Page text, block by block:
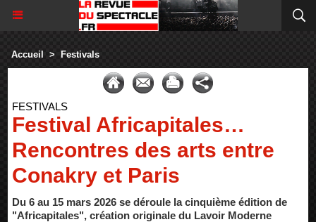
Accueil > Festivals
FESTIVALS
Festival Africapitales…
Rencontres des arts entre
Conakry et Paris
Du 6 au 15 mars 2026 se déroule la cinquième édition de
"Africapitales", création originale du Lavoir Moderne